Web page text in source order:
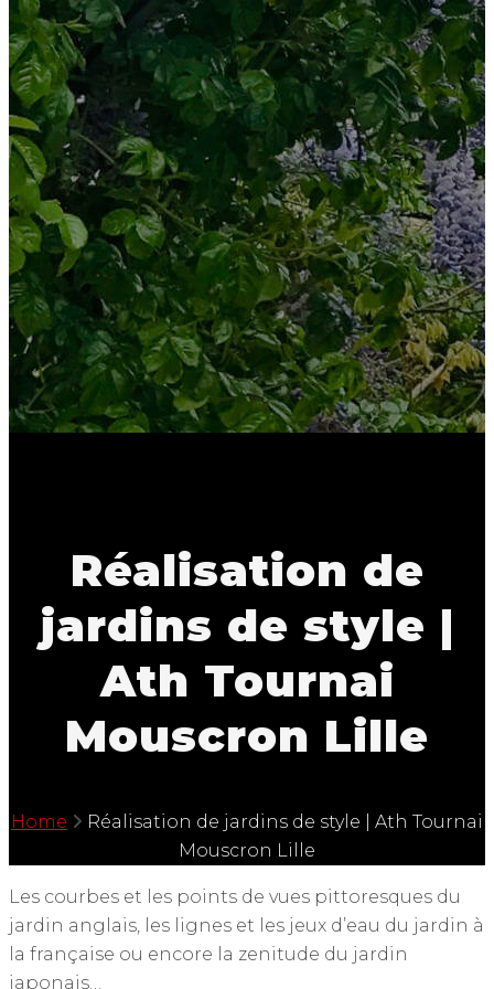
Réalisation de
jardins de style |
Ath Tournai
Mouscron Lille
Home
Réalisation de jardins de style | Ath Tournai
Mouscron Lille
Les courbes et les points de vues pittoresques du
jardin anglais, les lignes et les jeux d’eau du jardin à
la française ou encore la zenitude du jardin
japonais…